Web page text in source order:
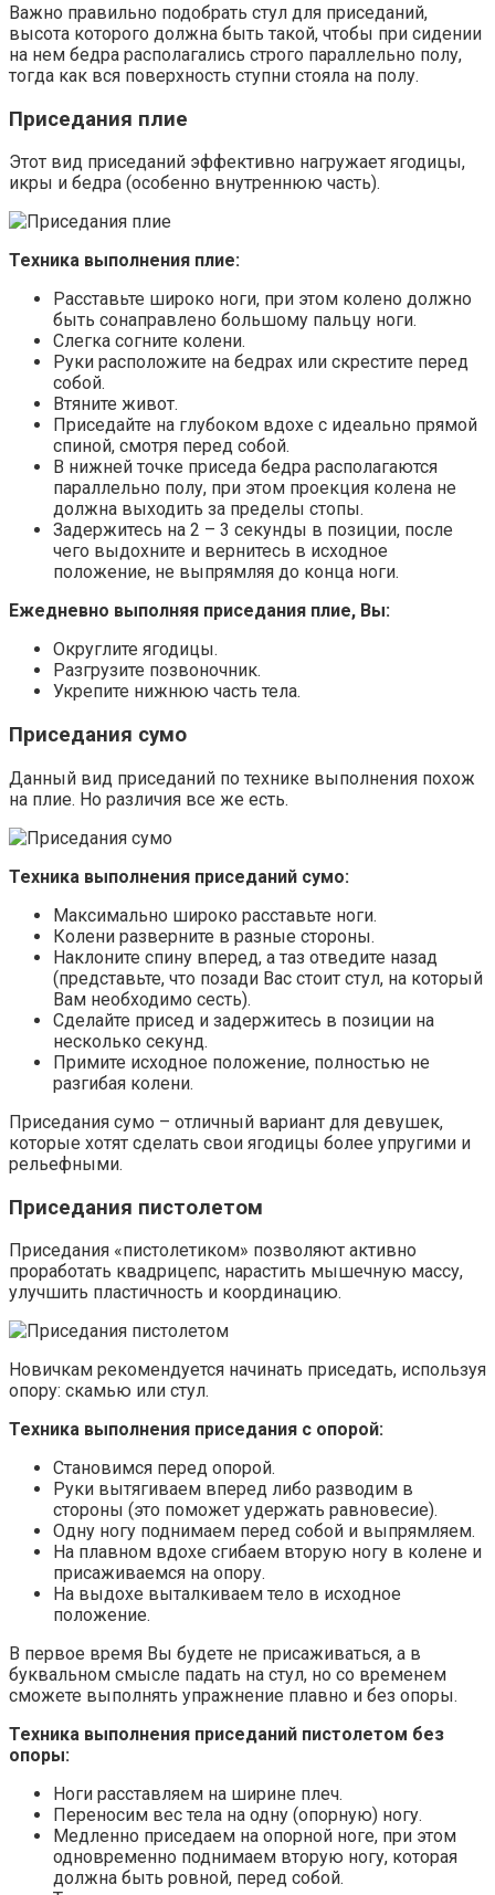
Важно правильно подобрать стул для приседаний,
высота которого должна быть такой, чтобы при сидении
на нем бедра располагались строго параллельно полу,
тогда как вся поверхность ступни стояла на полу.
Приседания плие
Этот вид приседаний эффективно нагружает ягодицы,
икры и бедра (особенно внутреннюю часть).
Техника выполнения плие:
Расставьте широко ноги, при этом колено должно
быть сонаправлено большому пальцу ноги.
Слегка согните колени.
Руки расположите на бедрах или скрестите перед
собой.
Втяните живот.
Приседайте на глубоком вдохе с идеально прямой
спиной, смотря перед собой.
В нижней точке приседа бедра располагаются
параллельно полу, при этом проекция колена не
должна выходить за пределы стопы.
Задержитесь на 2 – 3 секунды в позиции, после
чего выдохните и вернитесь в исходное
положение, не выпрямляя до конца ноги.
Ежедневно выполняя приседания плие, Вы:
Округлите ягодицы.
Разгрузите позвоночник.
Укрепите нижнюю часть тела.
Приседания сумо
Данный вид приседаний по технике выполнения похож
на плие. Но различия все же есть.
Техника выполнения приседаний сумо:
Максимально широко расставьте ноги.
Колени разверните в разные стороны.
Наклоните спину вперед, а таз отведите назад
(представьте, что позади Вас стоит стул, на который
Вам необходимо сесть).
Сделайте присед и задержитесь в позиции на
несколько секунд.
Примите исходное положение, полностью не
разгибая колени.
Приседания сумо – отличный вариант для девушек,
которые хотят сделать свои ягодицы более упругими и
рельефными.
Приседания пистолетом
Приседания «пистолетиком» позволяют активно
проработать квадрицепс, нарастить мышечную массу,
улучшить пластичность и координацию.
Новичкам рекомендуется начинать приседать, используя
опору: скамью или стул.
Техника выполнения приседания с опорой:
Становимся перед опорой.
Руки вытягиваем вперед либо разводим в
стороны (это поможет удержать равновесие).
Одну ногу поднимаем перед собой и выпрямляем.
На плавном вдохе сгибаем вторую ногу в колене и
присаживаемся на опору.
На выдохе выталкиваем тело в исходное
положение.
В первое время Вы будете не присаживаться, а в
буквальном смысле падать на стул, но со временем
сможете выполнять упражнение плавно и без опоры.
Техника выполнения приседаний пистолетом без
опоры:
Ноги расставляем на ширине плеч.
Переносим вес тела на одну (опорную) ногу.
Медленно приседаем на опорной ноге, при этом
одновременно поднимаем вторую ногу, которая
должна быть ровной, перед собой.